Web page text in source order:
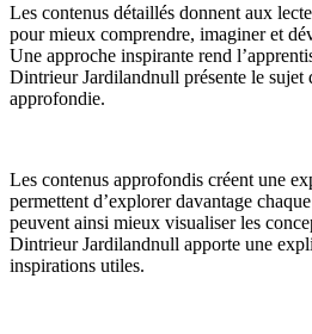
Les contenus détaillés donnent aux
pour mieux comprendre, imaginer et
Une approche inspirante rend
Dintrieur Jardilandnull présente le sujet
approfondie.
Les contenus approfondis créent une
permettent d’explorer davantage
peuvent ainsi mieux visualiser les
Dintrieur Jardilandnull apporte une
inspirations utiles.